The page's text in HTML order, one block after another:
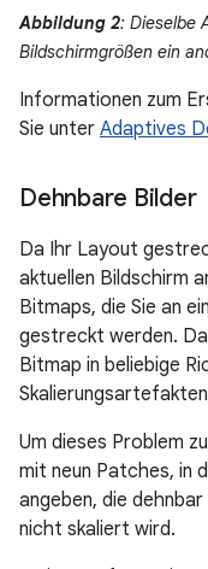
Abbildung 2: Dieselbe
Bildschirmgrößen ein
Informationen zum
Sie unter Adaptives
Dehnbare Bilder
Da Ihr Layout
aktuellen Bildschirm
Bitmaps, die Sie an
gestreckt werden.
Bitmap in beliebige
Um dieses Problem
mit neun Patches, in
angeben, die
nicht skaliert wird.